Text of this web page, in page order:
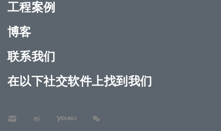
工程案例
博客
联系我们
在以下社交软件上找到我们